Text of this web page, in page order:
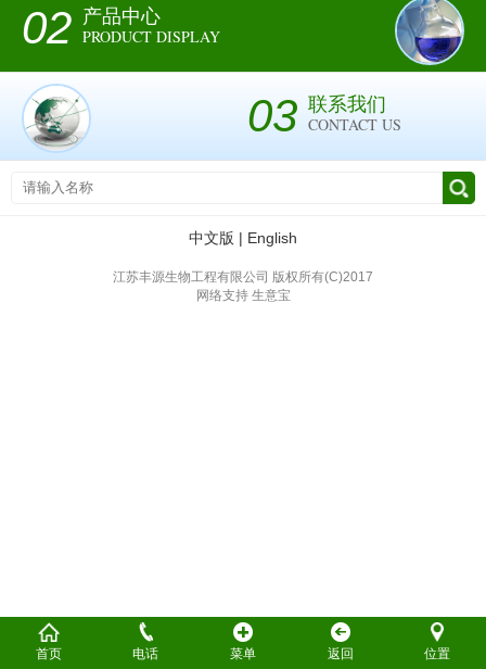
02 产品中心
PRODUCT DISPLAY
03 联系我们
CONTACT US
中文版 | English
江苏丰源生物工程有限公司 版权所有(C)2017
网络支持生意宝
首页 电话 菜单 返回 位置